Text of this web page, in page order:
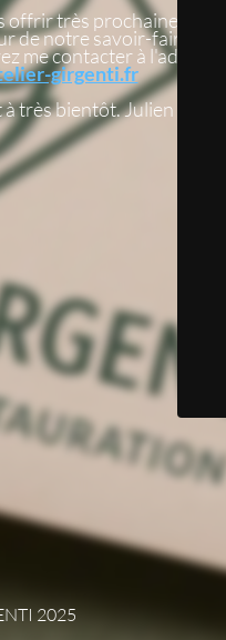
très prochainement
de notre savoir-faire.
me contacter à l'adresse
girgenti.fr
très bientôt. Julien G
2025